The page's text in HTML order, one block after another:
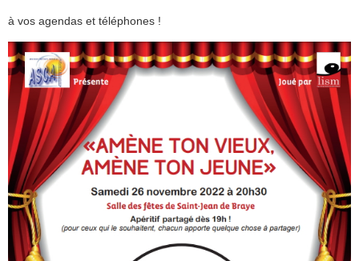
à vos agendas et téléphones !